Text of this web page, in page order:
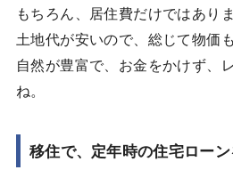
もちろん、居住費だけではありま
土地代が安いので、総じて物価も
自然が豊富で、お金をかけず、
ね。
移住で、定年時の住宅ロー